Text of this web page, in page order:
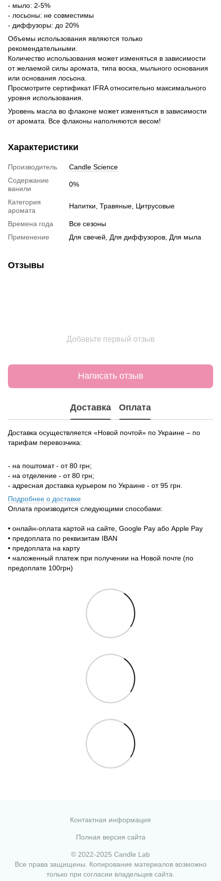
- мыло: 2-5%
- лосьоны: не совместимы
- диффузоры: до 20%
Объемы использования являются только
рекомендательными.
Количество использования может изменяться в зависимости
от желаемой силы аромата, типа воска, мыльного основания
или основания лосьона.
Просмотрите сертификат IFRA относительно максимального
уровня использования.
Уровень масла во флаконе может изменяться в зависимости
от аромата. Все флаконы наполняются весом!
Характеристики
Производитель
Candle Science
Содержание
ванили
0%
Категория
аромата
Напитки, Травяные, Цитрусовые
Времена года
Все сезоны
Применение
Для свечей, Для диффузоров, Для мыла
Отзывы
Добавьте первый отзыв
Написать отзыв
Доставка Оплата
Доставка осуществляется «Новой почтой» по Украине – по
тарифам перевозчика:
- на поштомат - от 80 грн;
- на отделение - от 80 грн;
- адресная доставка курьером по Украине - от 95 грн.
Подробнее о доставке
Оплата производится следующими способами:
• онлайн-оплата картой на сайте, Google Pay або Apple Pay
• предоплата по реквизитам IBAN
• предоплата на карту
• наложенный платеж при получении на Новой почте (по
предоплате 100грн)
Контактная информация
Полная версия сайта
© 2022-2025 Candle Lab
Все права защищены. Копирование материалов возможно
только при согласии владельцев сайта.